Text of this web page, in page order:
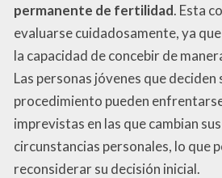
permanente de fertilidad. Esta
evaluarse cuidadosamente, ya
la capacidad de concebir de
Las personas jóvenes que
procedimiento pueden
imprevistas en las que cambian
circunstancias personales, lo que
reconsiderar su decisión inicial.